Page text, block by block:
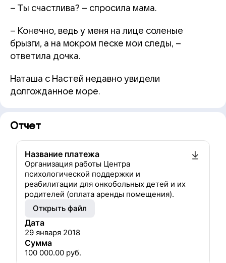
– Ты счастлива? – спросила мама.
– Конечно, ведь у меня на лице соленые
брызги, а на мокром песке мои следы, –
ответила дочка.
Наташа с Настей недавно увидели
долгожданное море.
Отчет
Название платежа
Организация работы Центра
психологической поддержки и
реабилитации для онкобольных детей и их
родителей (оплата аренды помещения).
Открыть файл
Дата
29 января 2018
Сумма
100 000.00 руб.